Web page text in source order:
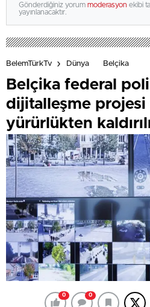
Gönderdiğiniz yorum moderasyon ekibi
yayınlanacaktır.
BelemTürkTv Dünya Belçika
Belçika federal
dijitalleşme projesi
yürürlükten
0 0